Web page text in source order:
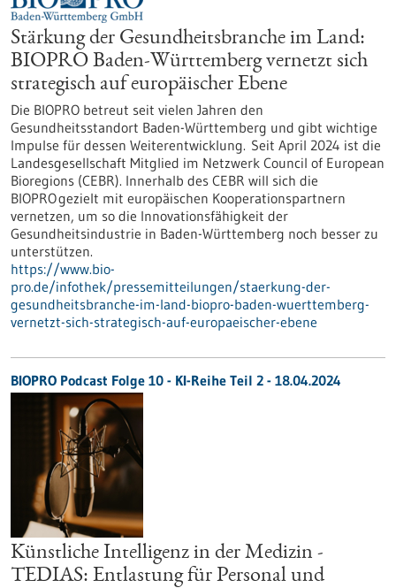
Stärkung der Gesundheitsbranche im Land:
BIOPRO Baden-Württemberg vernetzt sich
strategisch auf europäischer Ebene
Die BIOPRO betreut seit vielen Jahren den
Gesundheitsstandort Baden-Württemberg und gibt wichtige
Impulse für dessen Weiterentwicklung. Seit April 2024 ist die
Landesgesellschaft Mitglied im Netzwerk Council of European
Bioregions (CEBR). Innerhalb des CEBR will sich die
BIOPRO gezielt mit europäischen Kooperationspartnern
vernetzen, um so die Innovationsfähigkeit der
Gesundheitsindustrie in Baden-Württemberg noch besser zu
unterstützen.
https://www.bio-
pro.de/infothek/pressemitteilungen/staerkung-der-
gesundheitsbranche-im-land-biopro-baden-wuerttemberg-
vernetzt-sich-strategisch-auf-europaeischer-ebene
BIOPRO Podcast Folge 10 - KI-Reihe Teil 2 - 18.04.2024
Künstliche Intelligenz in der Medizin -
TEDIAS: Entlastung für Personal und